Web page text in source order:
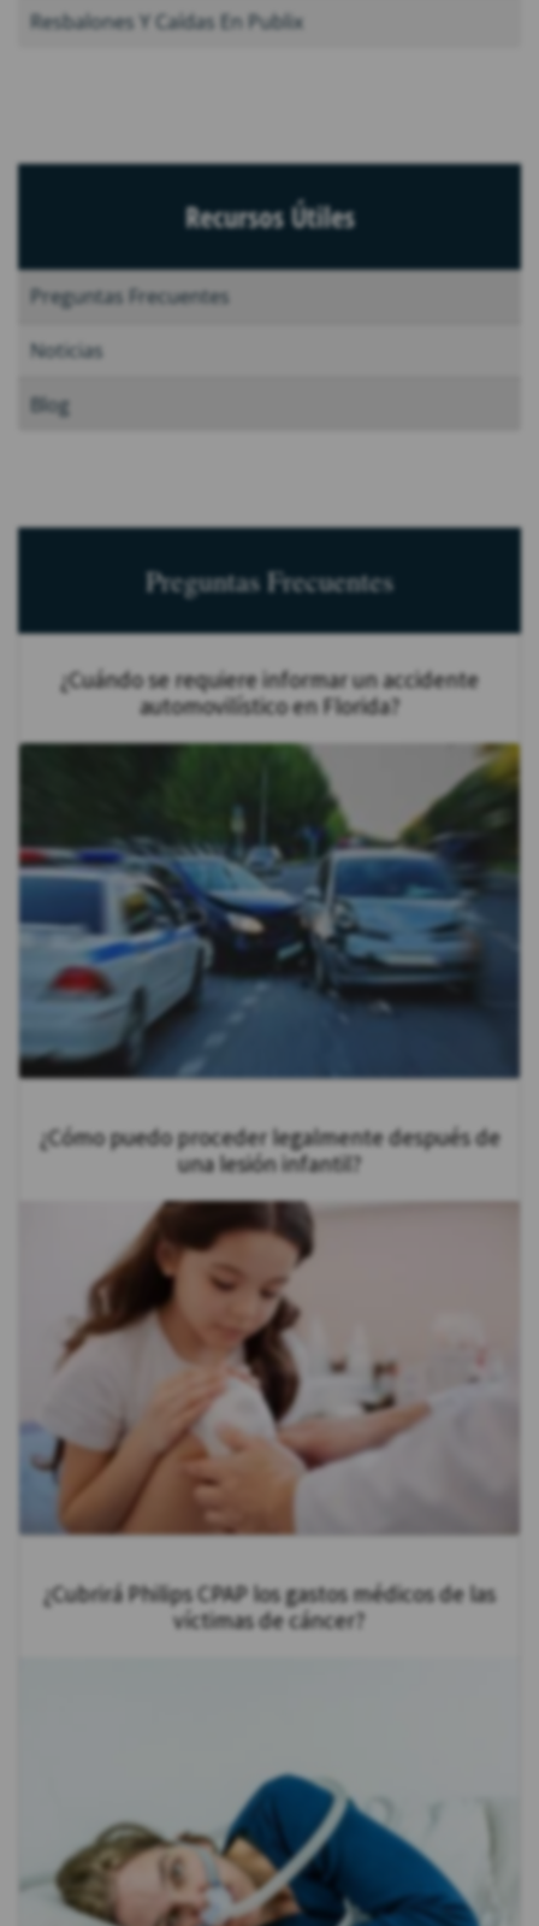
Resbalones Y Caídas En Publix
Recursos Útiles
Preguntas Frecuentes
Noticias
Blog
Preguntas Frecuentes
¿Cuándo se requiere informar un accidente
automovilístico en Florida?
¿Cómo puedo proceder legalmente después de
una lesión infantil?
¿Cubrirá Philips CPAP los gastos médicos de las
víctimas de cáncer?